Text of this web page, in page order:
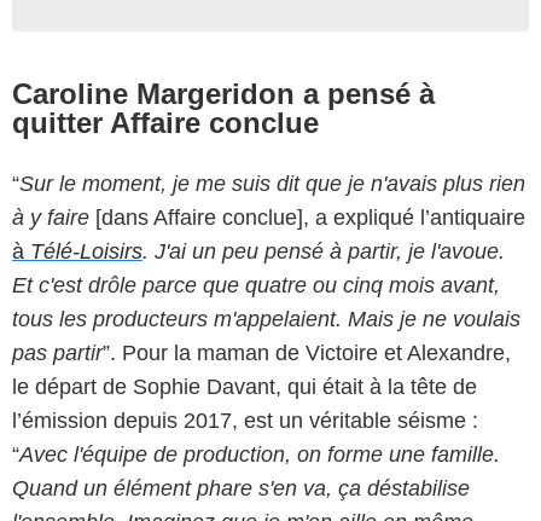
Caroline Margeridon a pensé à
quitter Affaire conclue
“Sur le moment, je me suis dit que je n'avais plus rien
à y faire [dans Affaire conclue], a expliqué l’antiquaire
à Télé-Loisirs. J'ai un peu pensé à partir, je l'avoue.
Et c'est drôle parce que quatre ou cinq mois avant,
tous les producteurs m'appelaient. Mais je ne voulais
pas partir”. Pour la maman de Victoire et Alexandre,
le départ de Sophie Davant, qui était à la tête de
l’émission depuis 2017, est un véritable séisme :
“Avec l'équipe de production, on forme une famille.
Quand un élément phare s'en va, ça déstabilise